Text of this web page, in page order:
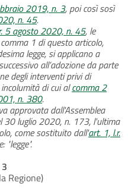
2019, n. 3, poi così sosì
n. 45.
5 agosto 2020, n. 45, le
1 di questo articolo,
legge, si applicano a
all’adozione da parte
degli interventi privi di
di cui alcomma 2
n. 380.
approvata dall'Assemblea
30 luglio 2020, n. 173, l'ultima
come sostituito dall'art. 1, l.r.
"legge".
Regione)